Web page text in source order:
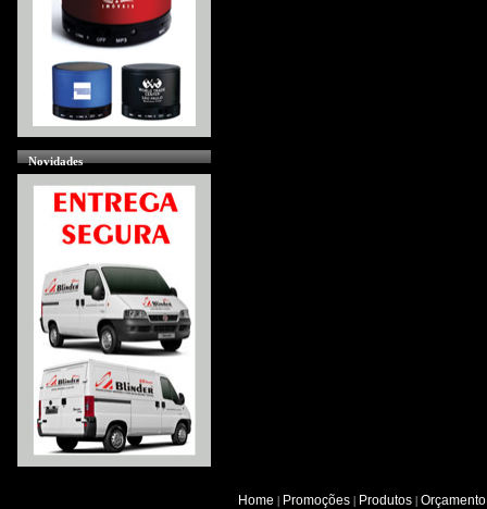
Novidades
Home | Promoções | Produtos | Orçamento